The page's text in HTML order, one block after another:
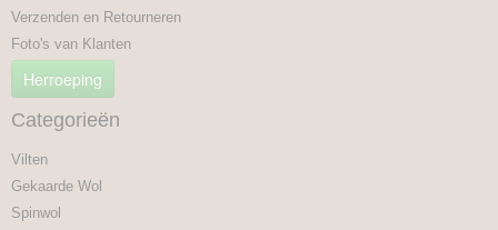
Verzenden en Retourneren
Foto's van Klanten
Herroeping
Categorieën
Vilten
Gekaarde Wol
Spinwol